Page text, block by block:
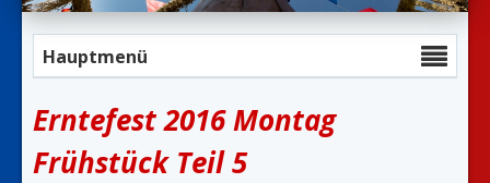
Hauptmenü
Erntefest 2016 Montag
Frühstück Teil 5